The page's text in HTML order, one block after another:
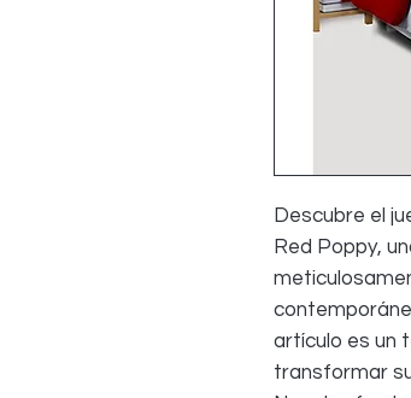
Descubre el
Red Poppy,
artículo es un
transformar